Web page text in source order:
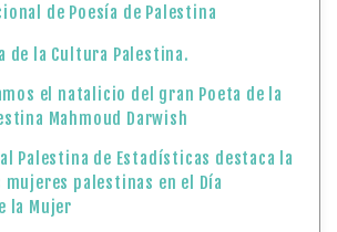
de Poesía de Palestina
de la Cultura Palestina.
el natalicio del gran Poeta de la
Mahmoud Darwish
Palestina de Estadísticas destaca la
palestinas en el Día
la Mujer